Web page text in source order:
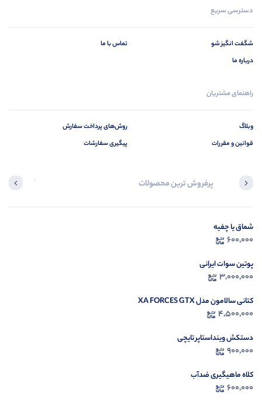
دسترسی سریع
شگفت انگیز شو
درباره ما
تماس با ما
راهنمای مشتریان
وبلاگ
قوانین و مقررات
روش‌های پرداخت سفارش
پیگیری سفارشات
پرفروش ترین محصولات آخرین
شماق یا چفیه
600,000
پوتین سوات ایرانی
3,000,000
کتانی سالامون مدل XA FORCES GTX
4,500,000
دستکش وینداستاپر تایچی
900,000
کلاه ماهیگیری ضدآب
600,000